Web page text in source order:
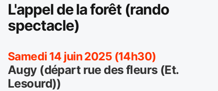
L'appel de la forêt (rando
spectacle)
Samedi 14 juin 2025 (14h30)
Augy (départ rue des fleurs (Et.
Lesourd))